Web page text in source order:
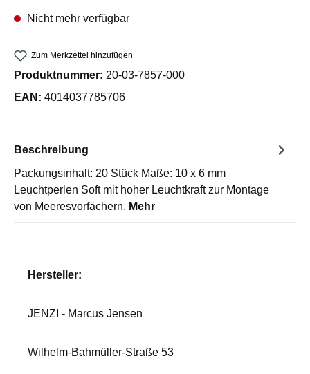
Nicht mehr verfügbar
Zum Merkzettel hinzufügen
Produktnummer: 20-03-7857-000
EAN: 4014037785706
Beschreibung
Packungsinhalt: 20 Stück Maße: 10 x 6 mm
Leuchtperlen Soft mit hoher Leuchtkraft zur Montage
von Meeresvorfächern. Mehr
Hersteller:
JENZI - Marcus Jensen
Wilhelm-Bahmüller-Straße 53